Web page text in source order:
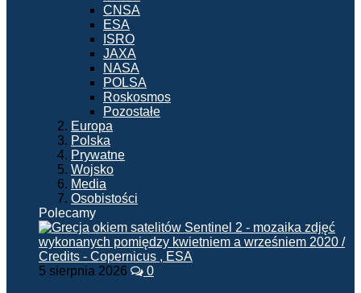
CNSA
ESA
ISRO
JAXA
NASA
POLSA
Roskosmos
Pozostałe
Europa
Polska
Prywatne
Wojsko
Media
Osobistości
Polecamy
5 sierpnia 2026 0